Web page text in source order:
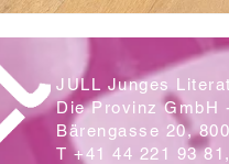
JULL Junges
Die Provinz GmbH
Bärengasse 20,
T +41 44 221 93 81,